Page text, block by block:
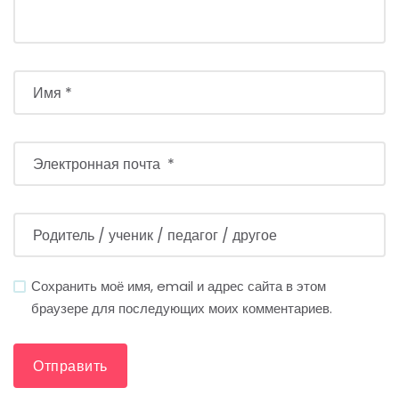
Сохранить моё имя, email и адрес сайта в этом
браузере для последующих моих комментариев.